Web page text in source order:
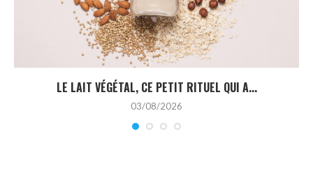
LE LAIT VÉGÉTAL, CE PETIT RITUEL QUI A...
03/08/2026